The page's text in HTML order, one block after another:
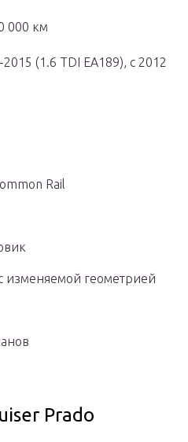
000 км
(1.6 TDI EA189), с 2012
Rail
изменяемой геометрией
Prado